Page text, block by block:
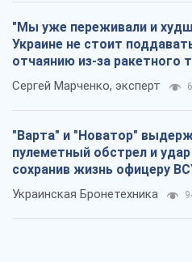
"Мы уже переживали и
Украине не стоит
отчаянию из-за ракетного
Сергей Марченко, эксперт
"Варта" и "Новатор"
пулеметный обстрел и
сохранив жизнь офицеру
Украинская Бронетехника